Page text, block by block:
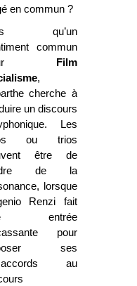
en commun ?
qu’un
commun
Film
,
cherche à
un discours
Les
ou trios
être de
de la
lorsque
Renzi fait
entrée
pour
ses
au